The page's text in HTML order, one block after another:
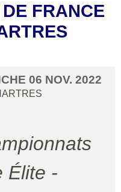
FRANCE
06 NOV. 2022
Élite -